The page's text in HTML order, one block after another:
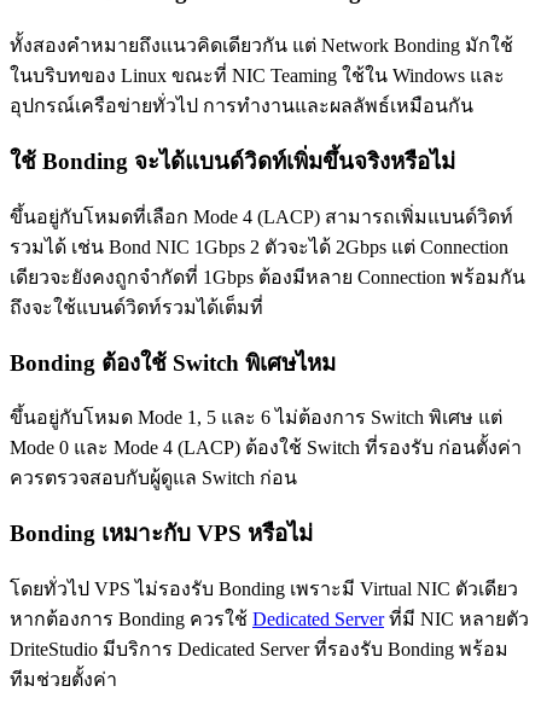
ทั้งสองคำหมายถึงแนวคิดเดียวกัน แต่ Network Bonding มักใช้
ในบริบทของ Linux ขณะที่ NIC Teaming ใช้ใน Windows และ
อุปกรณ์เครือข่ายทั่วไป การทำงานและผลลัพธ์เหมือนกัน
ใช้ Bonding จะได้แบนด์วิดท์เพิ่มขึ้นจริงหรือไม่
ขึ้นอยู่กับโหมดที่เลือก Mode 4 (LACP) สามารถเพิ่มแบนด์วิดท์
รวมได้ เช่น Bond NIC 1Gbps 2 ตัวจะได้ 2Gbps แต่ Connection
เดียวจะยังคงถูกจำกัดที่ 1Gbps ต้องมีหลาย Connection พร้อมกัน
ถึงจะใช้แบนด์วิดท์รวมได้เต็มที่
Bonding ต้องใช้ Switch พิเศษไหม
ขึ้นอยู่กับโหมด Mode 1, 5 และ 6 ไม่ต้องการ Switch พิเศษ แต่
Mode 0 และ Mode 4 (LACP) ต้องใช้ Switch ที่รองรับ ก่อนตั้งค่า
ควรตรวจสอบกับผู้ดูแล Switch ก่อน
Bonding เหมาะกับ VPS หรือไม่
โดยทั่วไป VPS ไม่รองรับ Bonding เพราะมี Virtual NIC ตัวเดียว
หากต้องการ Bonding ควรใช้ Dedicated Serverที่มี NIC หลายตัว
DriteStudio มีบริการ Dedicated Server ที่รองรับ Bonding พร้อม
ทีมช่วยตั้งค่า